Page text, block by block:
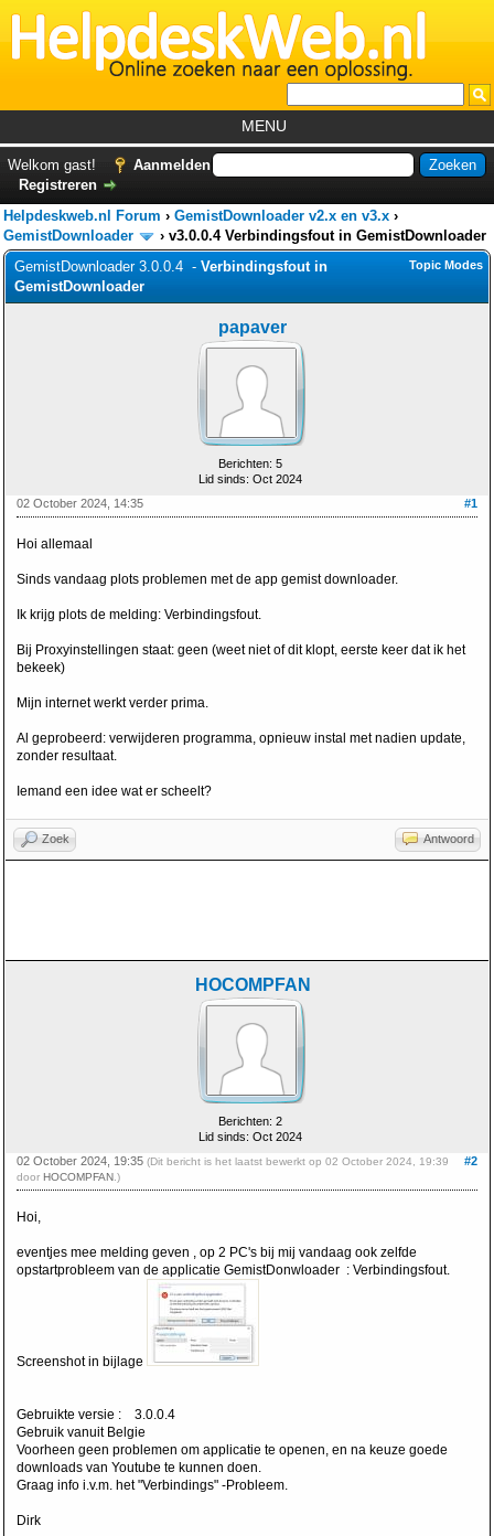
MENU
Foutcodes
Helpdesks
GemistDownloader*
Forum
Welkom gast!
Aanmelden
Registreren
Helpdeskweb.nl Forum › GemistDownloader v2.x en v3.x ›
GemistDownloader
› v3.0.0.4 Verbindingsfout in GemistDownloader
Topic Modes
GemistDownloader 3.0.0.4 - Verbindingsfout in
GemistDownloader
papaver
Berichten: 5
Lid sinds: Oct 2024
#1
02 October 2024, 14:35
Hoi allemaal
Sinds vandaag plots problemen met de app gemist downloader.
Ik krijg plots de melding: Verbindingsfout.
Bij Proxyinstellingen staat: geen (weet niet of dit klopt, eerste keer dat ik het
bekeek)
Mijn internet werkt verder prima.
Al geprobeerd: verwijderen programma, opnieuw instal met nadien update,
zonder resultaat.
Iemand een idee wat er scheelt?
Zoek Antwoord
HOCOMPFAN
Berichten: 2
Lid sinds: Oct 2024
#2
02 October 2024, 19:35 (Dit bericht is het laatst bewerkt op 02 October 2024, 19:39
door HOCOMPFAN .)
Hoi,
eventjes mee melding geven , op 2 PC's bij mij vandaag ook zelfde
opstartprobleem van de applicatie GemistDonwloader : Verbindingsfout.
Screenshot in bijlage
Gebruikte versie : 3.0.0.4
Gebruik vanuit Belgie
Voorheen geen problemen om applicatie te openen, en na keuze goede
downloads van Youtube te kunnen doen.
Graag info i.v.m. het "Verbindings" -Probleem.
Dirk